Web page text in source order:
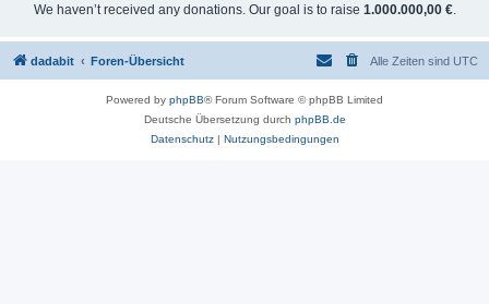
We haven’t received any donations. Our goal is to raise 1.000.000,00 €.
dadabit Foren-Übersicht Alle Zeiten sind UTC
Powered by phpBB® Forum Software © phpBB Limited
Deutsche Übersetzung durch phpBB.de
Datenschutz| Nutzungsbedingungen